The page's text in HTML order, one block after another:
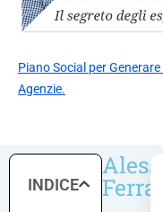
Piano Social per
Agenzie.
INDICE Ferrari